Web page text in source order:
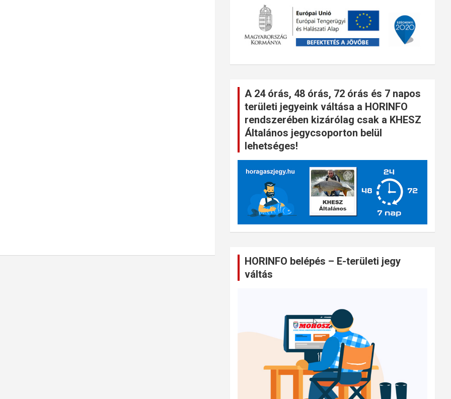
A 24 órás, 48 órás, 72 órás és 7 napos
területi jegyeink váltása a HORINFO
rendszerében kizárólag csak a KHESZ
Általános jegycsoporton belül
lehetséges!
HORINFO belépés – E-területi jegy
váltás